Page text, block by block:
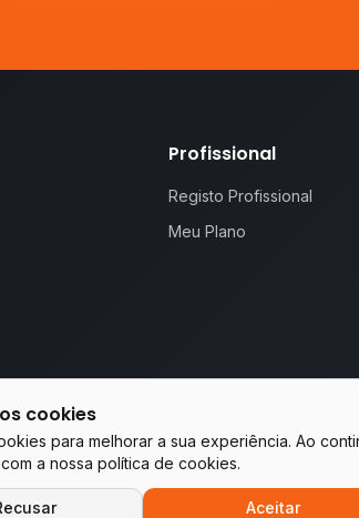
cookies
para melhorar a sua experiência. Ao
a nossa política de cookies.
Aceitar
Profissional
Registo Profissional
Meu Plano
do grupo WA Tecnologia & Serviços